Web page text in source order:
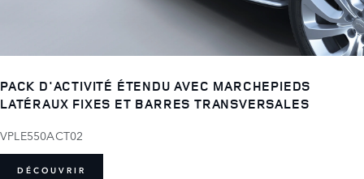
PACK D'ACTIVITÉ ÉTENDU AVEC MARCHEPIEDS
LATÉRAUX FIXES ET BARRES TRANSVERSALES
VPLE550ACT02
DÉCOUVRIR